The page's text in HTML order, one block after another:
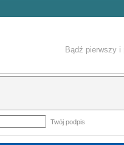
Bądź pierwszy i
Twój podpis